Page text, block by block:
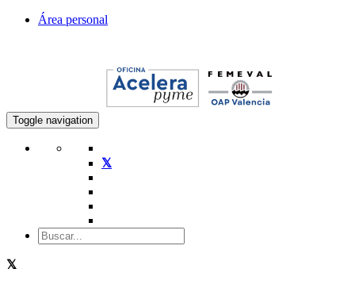
Área personal
Toggle navigation